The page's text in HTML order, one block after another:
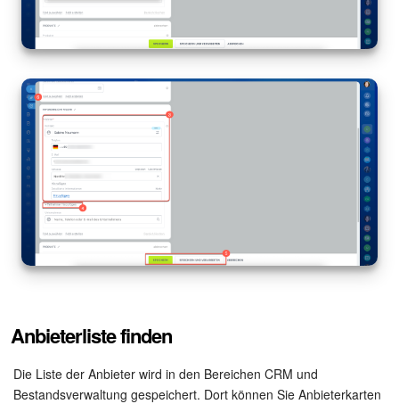
Anbieterliste finden
Die Liste der Anbieter wird in den Bereichen CRM und
Bestandsverwaltung gespeichert. Dort können Sie Anbieterkarten